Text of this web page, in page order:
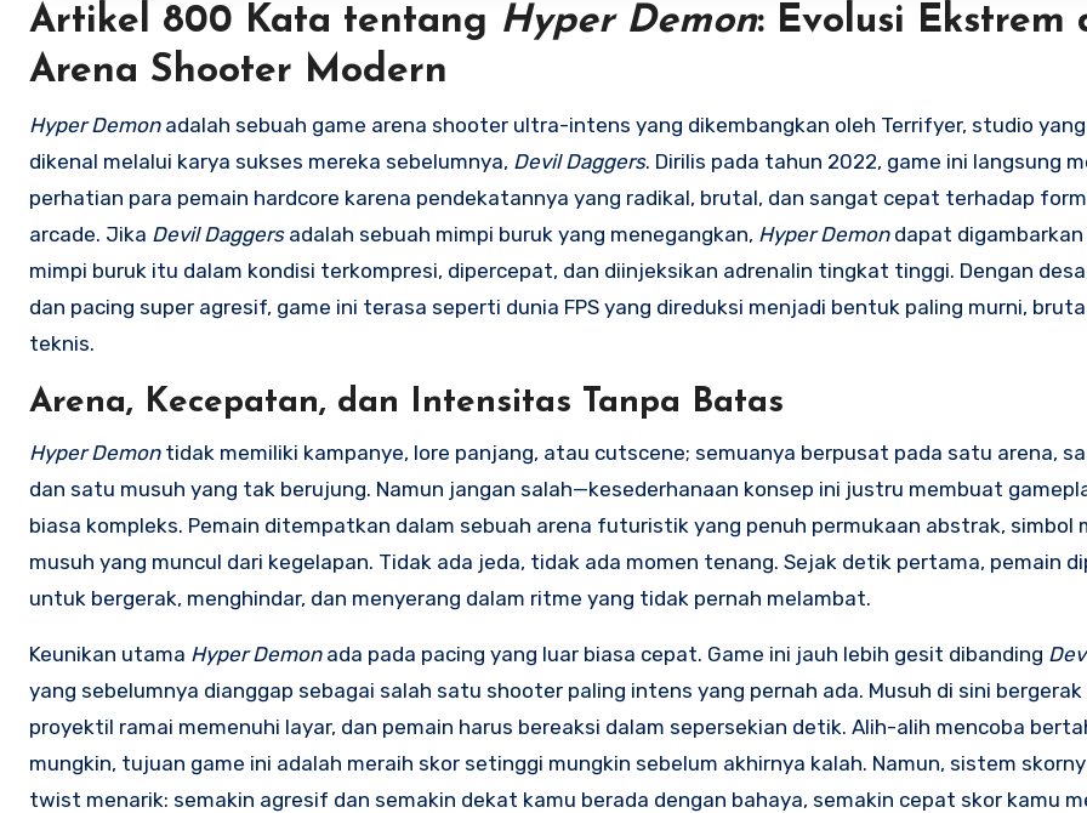
Artikel 800 Kata tentang Hyper Demon: Evolusi Ekstrem
Arena Shooter Modern
Hyper Demonadalah sebuah game arena shooter ultra-intens yang dikembangkan oleh Terrifyer, studio
dikenal melalui karya sukses mereka sebelumnya, Devil Daggers. Dirilis pada tahun 2022, game ini langsung
perhatian para pemain hardcore karena pendekatannya yang radikal, brutal, dan sangat cepat terhadap
arcade. Jika Devil Daggersadalah sebuah mimpi buruk yang menegangkan, Hyper Demondapat digambarkan
mimpi buruk itu dalam kondisi terkompresi, dipercepat, dan diinjeksikan adrenalin tingkat tinggi. Dengan
dan pacing super agresif, game ini terasa seperti dunia FPS yang direduksi menjadi bentuk paling murni,
teknis.
Arena, Kecepatan, dan Intensitas Tanpa Batas
Hyper Demontidak memiliki kampanye, lore panjang, atau cutscene; semuanya berpusat pada satu arena,
dan satu musuh yang tak berujung. Namun jangan salah—kesederhanaan konsep ini justru membuat
biasa kompleks. Pemain ditempatkan dalam sebuah arena futuristik yang penuh permukaan abstrak, simbol
musuh yang muncul dari kegelapan. Tidak ada jeda, tidak ada momen tenang. Sejak detik pertama, pemain
untuk bergerak, menghindar, dan menyerang dalam ritme yang tidak pernah melambat.
Keunikan utama Hyper Demonada pada pacing yang luar biasa cepat. Game ini jauh lebih gesit dibanding
yang sebelumnya dianggap sebagai salah satu shooter paling intens yang pernah ada. Musuh di sini
proyektil ramai memenuhi layar, dan pemain harus bereaksi dalam sepersekian detik. Alih-alih mencoba
mungkin, tujuan game ini adalah meraih skor setinggi mungkin sebelum akhirnya kalah. Namun, sistem
twist menarik: semakin agresif dan semakin dekat kamu berada dengan bahaya, semakin cepat skor kamu